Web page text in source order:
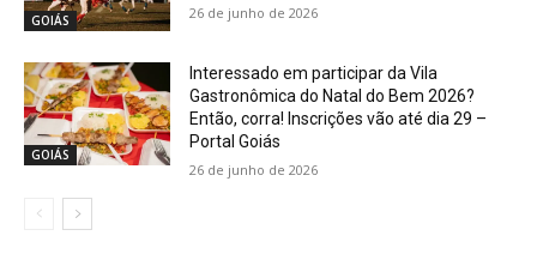
GOIÁS 26 de junho de 2026
GOIÁS
Interessado em participar da Vila
Gastronômica do Natal do Bem 2026?
Então, corra! Inscrições vão até dia 29 –
Portal Goiás
26 de junho de 2026